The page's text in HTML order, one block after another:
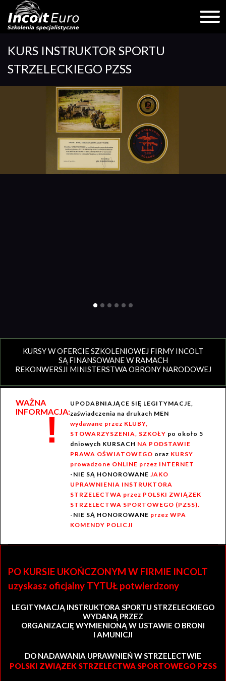
content
KURS INSTRUKTOR SPORTU
STRZELECKIEGO PZSS
KURSY W OFERCIE SZKOLENIOWEJ FIRMY INCOLT
SĄ FINANSOWANE W RAMACH
REKONWERSJI MINISTERSTWA OBRONY NARODOWEJ
WAŻNA
INFORMACJA:
!
UPODABNIAJĄCE SIĘ LEGITYMACJE,
zaświadczenia na drukach MEN
wydawane przez KLUBY,
STOWARZYSZENIA, SZKOŁY po około 5
dniowych KURSACH NA PODSTAWIE
PRAWA OŚWIATOWEGO oraz KURSY
prowadzone ONLINE przez INTERNET
-NIE SĄ HONOROWANE JAKO
UPRAWNIENIA INSTRUKTORA
STRZELECTWA przez POLSKI ZWIĄZEK
STRZELECTWA SPORTOWEGO (PZSS).
-NIE SĄ HONOROWANE przez WPA
KOMENDY POLICJI
PO KURSIE UKOŃCZONYM W FIRMIE INCOLT
uzyskasz oficjalny TYTUŁ potwierdzony
LEGITYMACJĄ INSTRUKTORA SPORTU STRZELECKIEGO
WYDANĄ PRZEZ
ORGANIZACJĘ WYMIENIONĄ W USTAWIE O BRONI
I AMUNICJI
DO NADAWANIA UPRAWNIEŃ W STRZELECTWIE
POLSKI ZWIĄZEK STRZELECTWA SPORTOWEGO PZSS